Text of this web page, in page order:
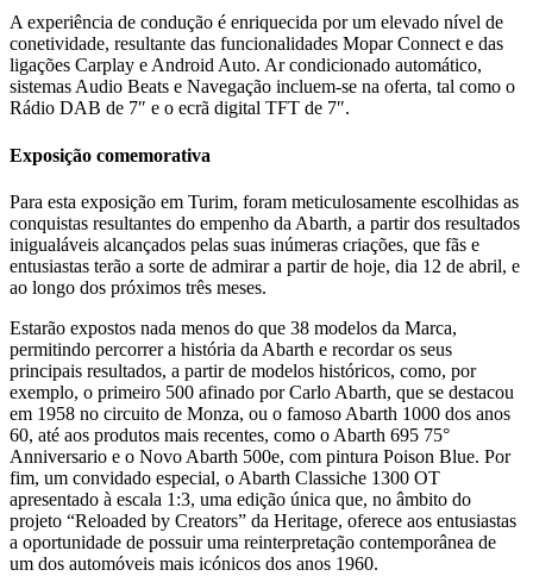
A experiência de condução é enriquecida por um elevado nível de
conetividade, resultante das funcionalidades Mopar Connect e das
ligações Carplay e Android Auto. Ar condicionado automático,
sistemas Audio Beats e Navegação incluem-se na oferta, tal como o
Rádio DAB de 7″ e o ecrã digital TFT de 7″.
Exposição comemorativa
Para esta exposição em Turim, foram meticulosamente escolhidas as
conquistas resultantes do empenho da Abarth, a partir dos resultados
inigualáveis alcançados pelas suas inúmeras criações, que fãs e
entusiastas terão a sorte de admirar a partir de hoje, dia 12 de abril, e
ao longo dos próximos três meses.
Estarão expostos nada menos do que 38 modelos da Marca,
permitindo percorrer a história da Abarth e recordar os seus
principais resultados, a partir de modelos históricos, como, por
exemplo, o primeiro 500 afinado por Carlo Abarth, que se destacou
em 1958 no circuito de Monza, ou o famoso Abarth 1000 dos anos
60, até aos produtos mais recentes, como o Abarth 695 75°
Anniversario e o Novo Abarth 500e, com pintura Poison Blue. Por
fim, um convidado especial, o Abarth Classiche 1300 OT
apresentado à escala 1:3, uma edição única que, no âmbito do
projeto “Reloaded by Creators” da Heritage, oferece aos entusiastas
a oportunidade de possuir uma reinterpretação contemporânea de
um dos automóveis mais icónicos dos anos 1960.